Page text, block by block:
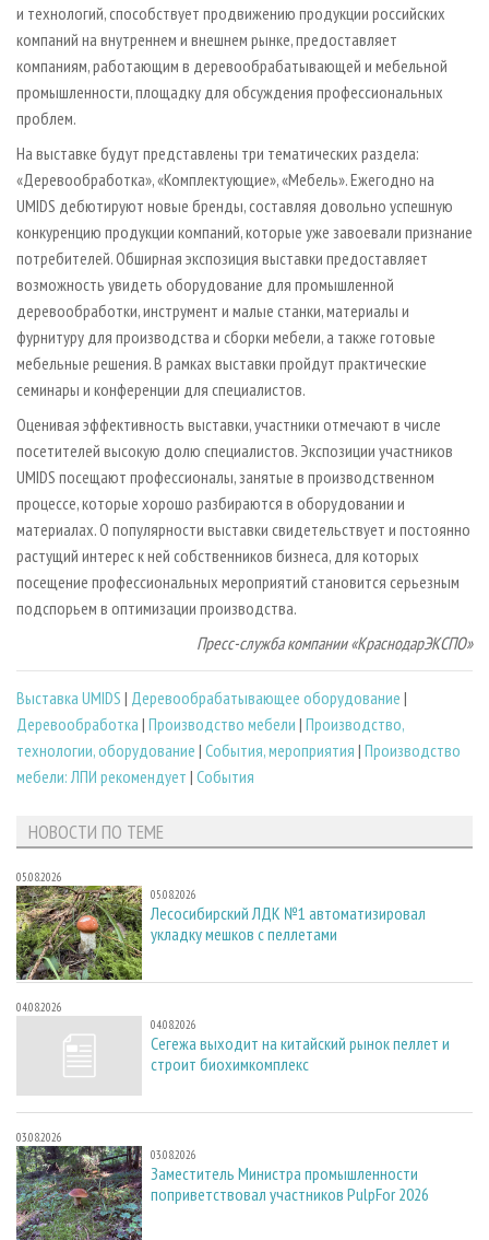
и технологий, способствует продвижению продукции российских
компаний на внутреннем и внешнем рынке, предоставляет
компаниям, работающим в деревообрабатывающей и мебельной
промышленности, площадку для обсуждения профессиональных
проблем.
На выставке будут представлены три тематических раздела:
«Деревообработка», «Комплектующие», «Мебель». Ежегодно на
UMIDS дебютируют новые бренды, составляя довольно успешную
конкуренцию продукции компаний, которые уже завоевали признание
потребителей. Обширная экспозиция выставки предоставляет
возможность увидеть оборудование для промышленной
деревообработки, инструмент и малые станки, материалы и
фурнитуру для производства и сборки мебели, а также готовые
мебельные решения. В рамках выставки пройдут практические
семинары и конференции для специалистов.
Оценивая эффективность выставки, участники отмечают в числе
посетителей высокую долю специалистов. Экспозиции участников
UMIDS посещают профессионалы, занятые в производственном
процессе, которые хорошо разбираются в оборудовании и
материалах. О популярности выставки свидетельствует и постоянно
растущий интерес к ней собственников бизнеса, для которых
посещение профессиональных мероприятий становится серьезным
подспорьем в оптимизации производства.
Пресс-служба компании «КраснодарЭКСПО»
Выставка UMIDS | Деревообрабатывающее оборудование |
Деревообработка | Производство мебели | Производство,
технологии, оборудование | События, мероприятия | Производство
мебели: ЛПИ рекомендует | События
НОВОСТИ ПО ТЕМЕ
05.08.2026
05.08.2026
Лесосибирский ЛДК №1 автоматизировал
укладку мешков с пеллетами
04.08.2026
04.08.2026
Сегежа выходит на китайский рынок пеллет и
строит биохимкомплекс
03.08.2026
03.08.2026
Заместитель Министра промышленности
поприветствовал участников PulpFor 2026